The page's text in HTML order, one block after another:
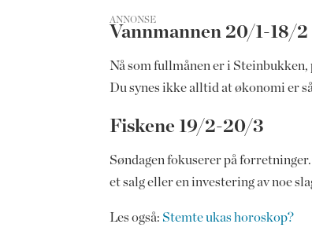
ANNONSE
Vannmannen 20/1-18/2
Nå som fullmånen er i
Du synes ikke alltid at økonomi er
Fiskene 19/2-20/3
Søndagen fokuserer på
et salg eller en investering av noe
Les også: Stemte ukas horoskop?